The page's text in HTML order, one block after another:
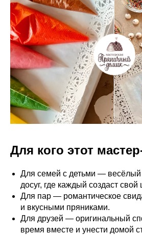
Для кого этот
Для семей с детьми — весёлый
досуг, где каждый создаст
Для пар — романтическое
и вкусными пряниками.
Для друзей — оригинальный
время вместе и унести домой